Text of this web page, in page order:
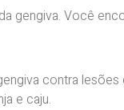
gengiva. Você
contra
e caju.